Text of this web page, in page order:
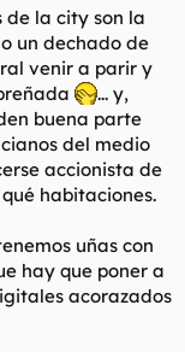
de la city son la
un dechado de
venir a parir y
... y,
buena parte
del medio
accionista de
habitaciones.
uñas con
hay que poner a
acorazados